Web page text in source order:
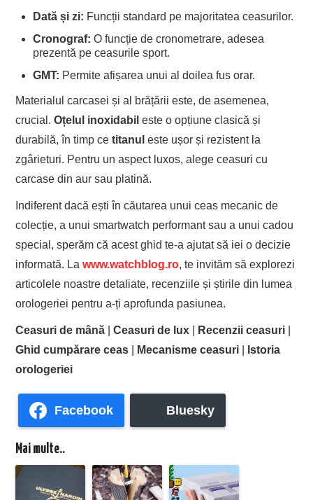
Dată și zi: Funcții standard pe majoritatea ceasurilor.
Cronograf: O funcție de cronometrare, adesea
prezentă pe ceasurile sport.
GMT: Permite afișarea unui al doilea fus orar.
Materialul carcasei și al brățării este, de asemenea,
crucial.Oțelul inoxidabil este o opțiune clasică și
durabilă, în timp cetitanul este ușor și rezistent la
zgârieturi. Pentru un aspect luxos, alege ceasuri cu
carcase din aur sau platină.
Indiferent dacă ești în căutarea unui ceas mecanic de
colecție, a unui smartwatch performant sau a unui cadou
special, sperăm că acest ghid te-a ajutat să iei o decizie
informată. Lawww.watchblog.ro, te invităm să explorezi
articolele noastre detaliate, recenziile și știrile din lumea
orologeriei pentru a-ți aprofunda pasiunea.
Ceasuri de mână |Ceasuri de lux Recenzii ceasuri
Ghid cumpărare ceas
Mecanisme ceasuri
Istoria
orologeriei
Facebook Bluesky
Mai multe..